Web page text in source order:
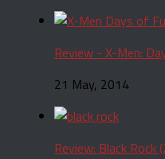
Review - X-Men:
21 May, 2014
Review: Black Rock